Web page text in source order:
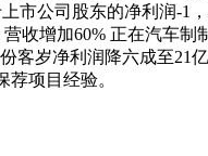
市公司股东的净利润-1，
收增加60% 正在汽车制
岁净利润降六成至21亿
项目经验。